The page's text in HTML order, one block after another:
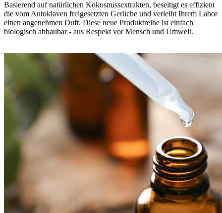
Basierend auf natürlichen Kokosnussextrakten, beseitigt es effizient
die vom Autoklaven freigesetzten Gerüche und verleiht Ihrem Labor
einen angenehmen Duft. Diese neue Produktreihe ist einfach
biologisch abbaubar - aus Respekt vor Mensch und Umwelt.